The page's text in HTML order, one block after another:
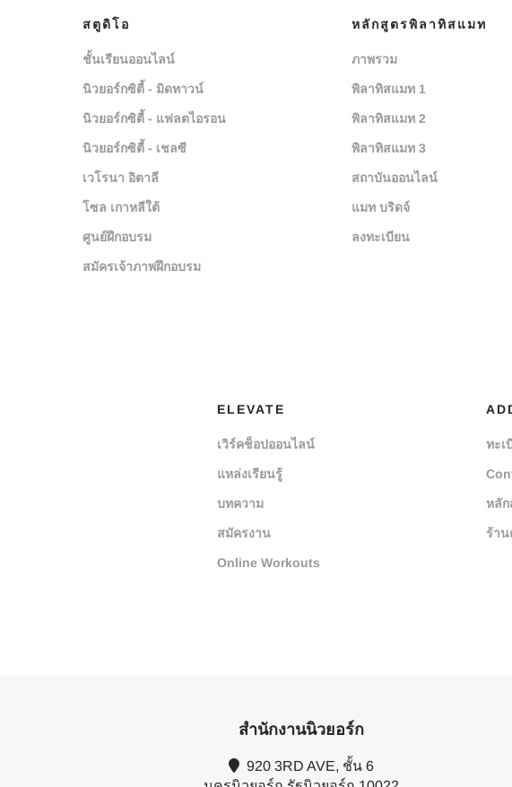
สตูดิโอ
ชั้นเรียนออนไลน์
นิวยอร์กซิตี้ - มิดทาวน์
นิวยอร์กซิตี้ - แฟลตไอรอน
นิวยอร์กซิตี้ - เชลซี
เวโรนา อิตาลี
โซล เกาหลีใต้
ศูนย์ฝึกอบรม
สมัครเจ้าภาพฝึกอบรม
หลักสูตรพิลาทิสแมท
ภาพรวม
พิลาทิสแมท 1
พิลาทิสแมท 2
พิลาทิสแมท 3
สถาบันออนไลน์
แมท บริดจ์
ลงทะเบียน
ELEVATE
เวิร์คช็อปออนไลน์
แหล่งเรียนรู้
บทความ
สมัครงาน
Online Workouts
ทะเ
หลั
ร้าน
สำนักงานนิวยอร์ก
920 3RD AVE, ชั้น 6